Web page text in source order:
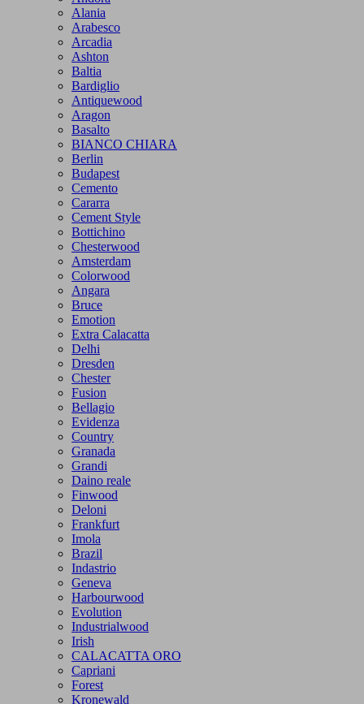
Alania
Arabesco
Arcadia
Ashton
Baltia
Bardiglio
Antiquewood
Aragon
Basalto
BIANCO CHIARA
Berlin
Budapest
Cemento
Cararra
Cement Style
Bottichino
Chesterwood
Amsterdam
Colorwood
Angara
Bruce
Emotion
Extra Calacatta
Delhi
Dresden
Chester
Fusion
Bellagio
Evidenza
Country
Granada
Grandi
Daino reale
Finwood
Deloni
Frankfurt
Imola
Brazil
Indastrio
Geneva
Harbourwood
Evolution
Industrialwood
Irish
CALACATTA ORO
Capriani
Forest
Kronewald